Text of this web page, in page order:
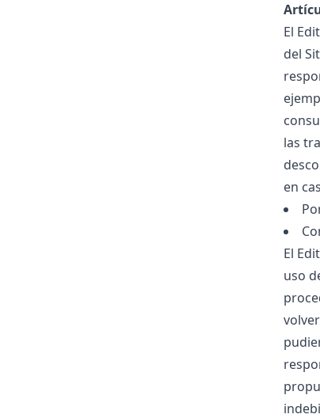
El
del
las
en
El
uso